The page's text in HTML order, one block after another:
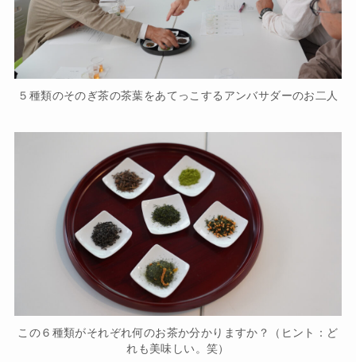
５種類のそのぎ茶の茶葉をあてっこするアンバサダーのお二人
この６種類がそれぞれ何のお茶か分かりますか？（ヒント：ど
れも美味しい。笑）